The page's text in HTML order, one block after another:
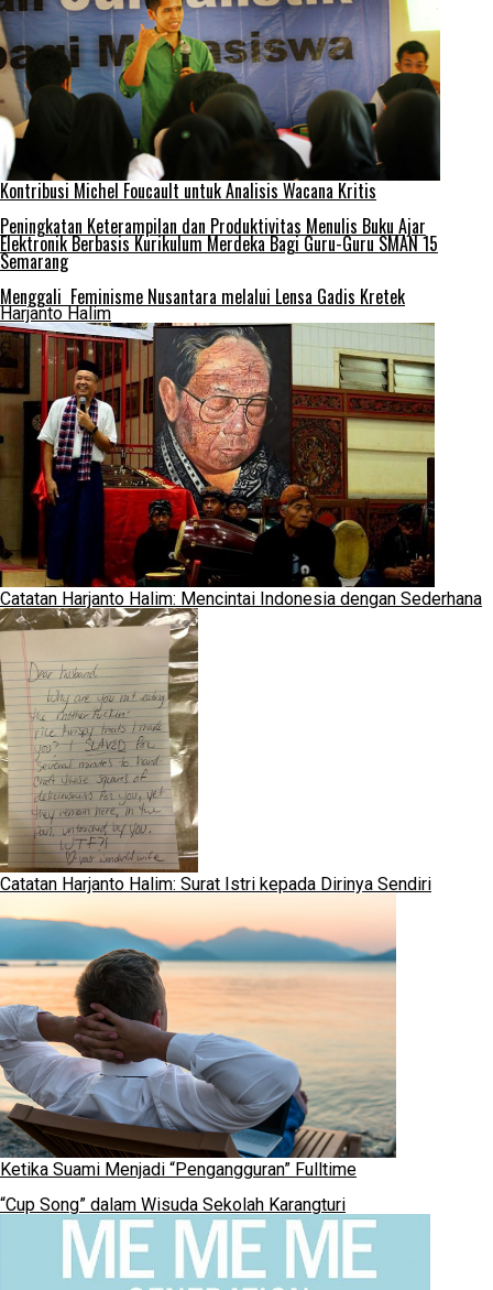
Kontribusi Michel Foucault untuk Analisis Wacana Kritis
Peningkatan Keterampilan dan Produktivitas Menulis Buku Ajar
Elektronik Berbasis Kurikulum Merdeka Bagi Guru-Guru SMAN 15
Semarang
Menggali Feminisme Nusantara melalui Lensa Gadis Kretek
Harjanto Halim
Catatan Harjanto Halim: Mencintai Indonesia dengan Sederhana
Catatan Harjanto Halim: Surat Istri kepada Dirinya Sendiri
Ketika Suami Menjadi “Pengangguran” Fulltime
“Cup Song” dalam Wisuda Sekolah Karangturi